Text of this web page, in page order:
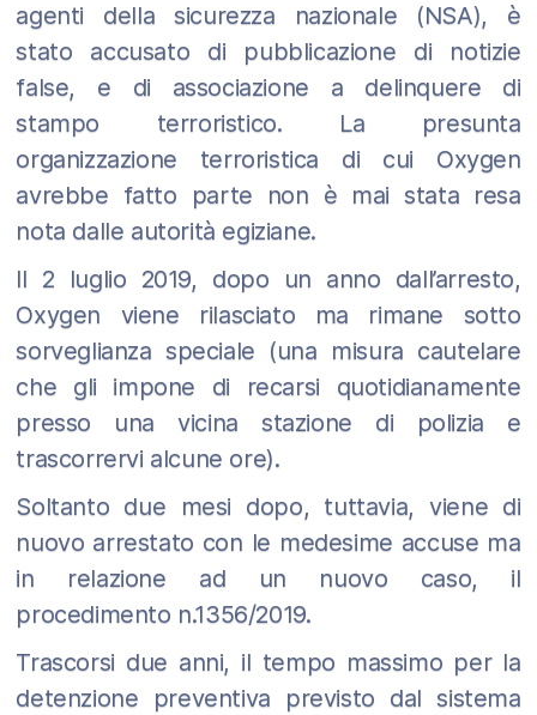
agenti della sicurezza nazionale (NSA), è
stato accusato di pubblicazione di notizie
false, e di associazione a delinquere di
stampo terroristico. La presunta
organizzazione terroristica di cui Oxygen
avrebbe fatto parte non è mai stata resa
nota dalle autorità egiziane.
Il 2 luglio 2019, dopo un anno dall’arresto,
Oxygen viene rilasciato ma rimane sotto
sorveglianza speciale (una misura cautelare
che gli impone di recarsi quotidianamente
presso una vicina stazione di polizia e
trascorrervi alcune ore).
Soltanto due mesi dopo, tuttavia, viene di
nuovo arrestato con le medesime accuse ma
in relazione ad un nuovo caso, il
procedimento n.1356/2019.
Trascorsi due anni, il tempo massimo per la
detenzione preventiva previsto dal sistema